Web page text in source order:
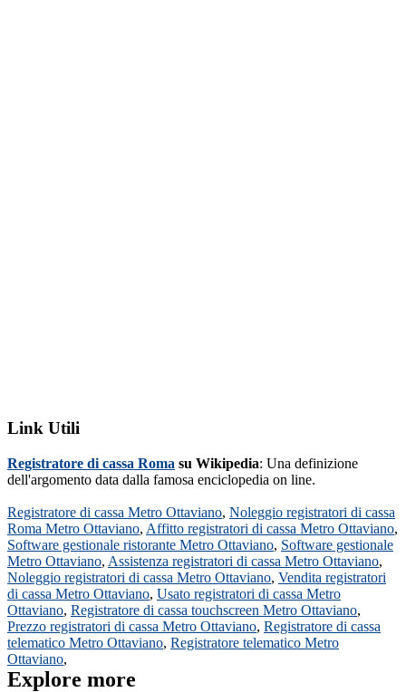
Link Utili
Registratore di cassa Roma su Wikipedia: Una definizione
dell'argomento data dalla famosa enciclopedia on line.
Registratore di cassa Metro Ottaviano, Noleggio registratori di cassa
Roma Metro Ottaviano, Affitto registratori di cassa Metro Ottaviano,
Software gestionale ristorante Metro Ottaviano, Software gestionale
Metro Ottaviano, Assistenza registratori di cassa Metro Ottaviano,
Noleggio registratori di cassa Metro Ottaviano, Vendita registratori
di cassa Metro Ottaviano, Usato registratori di cassa Metro
Ottaviano, Registratore di cassa touchscreen Metro Ottaviano,
Prezzo registratori di cassa Metro Ottaviano, Registratore di cassa
telematico Metro Ottaviano, Registratore telematico Metro
Ottaviano,
Explore more